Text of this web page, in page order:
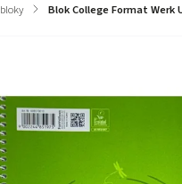
/ Blok College Format Werk